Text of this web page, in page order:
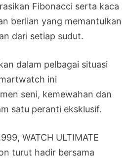
Fibonacci serta kaca
berlian yang memantulkan
dari setiap sudut.
dalam pelbagai situasi
ini
seni, kemewahan dan
satu peranti eksklusif.
WATCH ULTIMATE
turut hadir bersama